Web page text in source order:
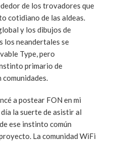
de los trovadores que
cotidiano de las aldeas.
y los dibujos de
los neandertales se
Type, pero
primario de
comunidades.
a postear FON en mi
la suerte de asistir al
ese instinto común
La comunidad WiFi